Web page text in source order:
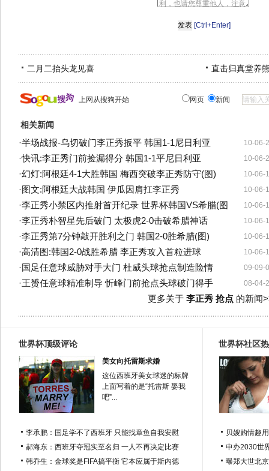
[Ctrl+Enter]
二月二抬头龙见喜 直击归真堂养
上网从搜狗开始 网页 新闻
相关新闻
10-06-
·半场战报-乌切破门李正秀扳平 韩国1-1尼日利亚
10-06-
·快讯:李正秀门前捡漏得分 韩国1-1平尼日利亚
10-06-
·幻灯:阿根廷4-1大胜韩国 梅西突破李正秀防守(图)
10-06-
· 图文:阿根廷大战韩国 伊瓜因肩扛李正秀
10-06-
·李正秀小禁区内推射首开纪录 世界杯韩国VS希腊(图
10-06-
·李正秀朴智星先后破门 太极虎2-0击破希腊神话
10-06-
·李正秀第7分钟敲开胜利之门 韩国2-0胜希腊(图)
10-06-
·高清图:韩国2-0战胜希腊 李正秀攻入首粒进球
09-09-
· 国足任意球威胁对手大门 杜威头球抢点制造险情
08-04-
·王赟任意球精准制导 忻峰门前抢点头球破门得手
更多关于 李正秀 抢点 的新闻
世界杯顶级评论
美女向托雷斯求婚
这位西班牙美女球迷的标牌
上面写着的是“托雷斯 娶我
吧”...
李承鹏：国足学不了西班牙 只能找章鱼自我安慰
郝海东：西班牙夺冠实至名归 一人不再决定比赛
韩乔生：金球奖是FIFA搞平衡 它本应属于斯内德
世界杯社区
贝嫂购情趣
申办2030世
曝郑大世北